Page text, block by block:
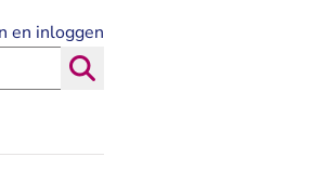
en inloggen